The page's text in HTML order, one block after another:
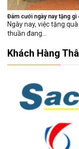
Đám cưới ngày nay tặng
Ngày nay, việc tặng
thuần đang...
Khách Hàng